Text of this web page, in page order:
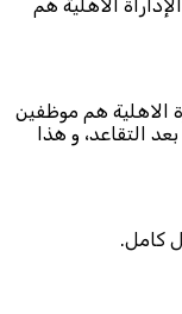
الاهلية هم
الاهلية هم موظفين
التقاعد، و هذا
كامل.